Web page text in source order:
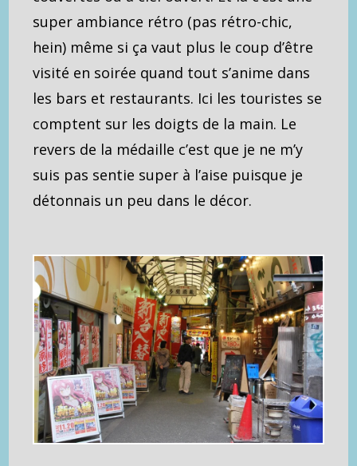
super ambiance rétro (pas rétro-chic,
hein) même si ça vaut plus le coup d’être
visité en soirée quand tout s’anime dans
les bars et restaurants. Ici les touristes se
comptent sur les doigts de la main. Le
revers de la médaille c’est que je ne m’y
suis pas sentie super à l’aise puisque je
détonnais un peu dans le décor.